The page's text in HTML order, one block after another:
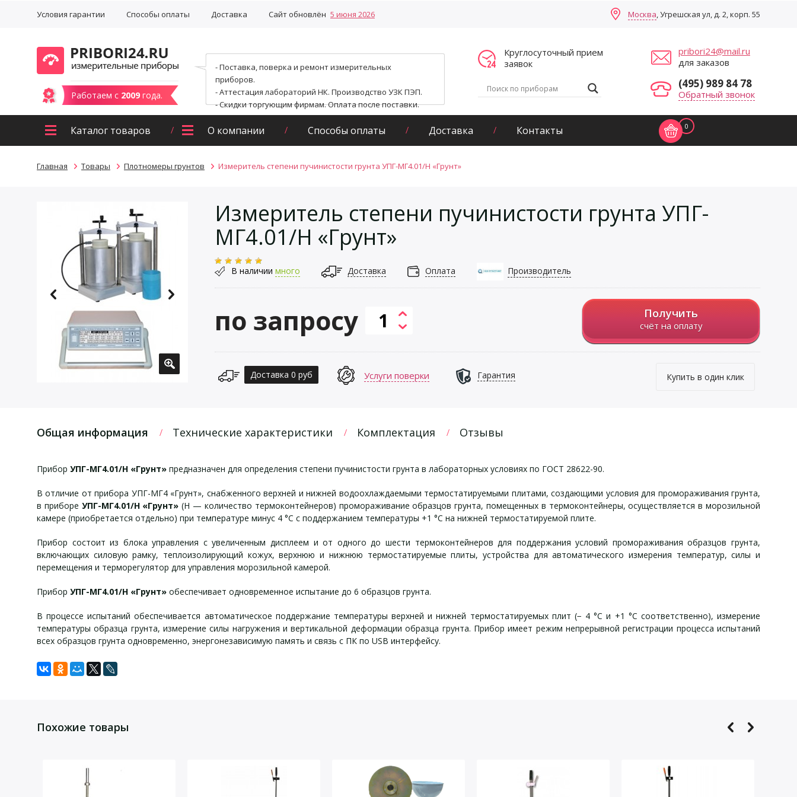
Условия гарантии Способы оплаты Доставка Сайт обновлён 5 июня 2026 Москва, Угрешская ул, д. 2, корп. 55
Работаем с 2009 года.
- Поставка, поверка и ремонт измерительных
приборов.
- Аттестация лабораторий НК. Производство УЗК ПЭП.
- Скидки торгующим фирмам. Оплата после поставки.
Круглосуточный прием
заявок
pribori24@mail.ru
для заказов
(495) 989 84 78
Обратный звонок
Каталог товаров О компании Способы оплаты Доставка Контакты 0
Главная Товары Плотномеры грунтов Измеритель степени пучинистости грунта УПГ-МГ4.01/Н «Грунт»
Измеритель степени пучинистости грунта УПГ-
МГ4.01/Н «Грунт»
В наличии много Доставка Оплата Производитель
по запросу Получить
счёт на оплату
Купить в один клик
Доставка 0 руб Услуги поверки Гарантия
Общая информация Технические характеристики Комплектация Отзывы
Прибор УПГ-МГ4.01/Н «Грунт» предназначен для определения степени пучинистости грунта в лабораторных условиях по ГОСТ 28622-90.
В отличие от прибора УПГ-МГ4 «Грунт», снабженного верхней и нижней водоохлаждаемыми термостатируемыми плитами, создающими условия для промораживания грунта,
в приборе УПГ-МГ4.01/Н «Грунт» (Н — количество термоконтейнеров) промораживание образцов грунта, помещенных в термоконтейнеры, осуществляется в морозильной
камере (приобретается отдельно) при температуре минус 4 °С с поддержанием температуры +1 °С на нижней термостатируемой плите.
Прибор состоит из блока управления с увеличенным дисплеем и от одного до шести термоконтейнеров для поддержания условий промораживания образцов грунта,
включающих силовую рамку, теплоизолирующий кожух, верхнюю и нижнюю термостатируемые плиты, устройства для автоматического измерения температур, силы и
перемещения и терморегулятор для управления морозильной камерой.
Прибор УПГ-МГ4.01/Н «Грунт» обеспечивает одновременное испытание до 6 образцов грунта.
В процессе испытаний обеспечивается автоматическое поддержание температуры верхней и нижней термостатируемых плит (− 4 °С и +1 °С соответственно), измерение
температуры образца грунта, измерение силы нагружения и вертикальной деформации образца грунта. Прибор имеет режим непрерывной регистрации процесса испытаний
всех образцов грунта одновременно, энергонезависимую память и связь с ПК по USB интерфейсу.
Диапазон измерений силы, Н
Диапазон измерений температуры, °С
Погрешность измерения температуры, °С
блок управления,
кабель связи с ПК,
CD с программным обеспечением,
Похожие товары